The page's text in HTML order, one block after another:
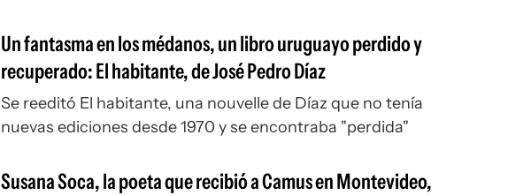
Un fantasma en los médanos, un libro uruguayo perdido y
recuperado: El habitante, de José Pedro Díaz
Se reeditó El habitante, una nouvelle de Díaz que no tenía
nuevas ediciones desde 1970 y se encontraba "perdida"
Susana Soca, la poeta que recibió a Camus en Montevideo,